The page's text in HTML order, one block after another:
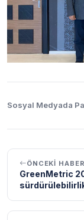
Sosyal Medyada
Bağlantı
ÖNCEKI HABER
GreenMetric